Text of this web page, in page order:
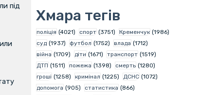
під
Хмара тегів
поліція (4021) спорт (3751) Кременчук (1986)
суд (1937) футбол (1752) влада (1712)
війна (1709) діти (1671) транспорт (1519)
ДТП (1511) пожежа (1398) смерть (1280)
гроші (1258) кримінал (1225) ДСНС (1072)
допомога (905) статистика (866)